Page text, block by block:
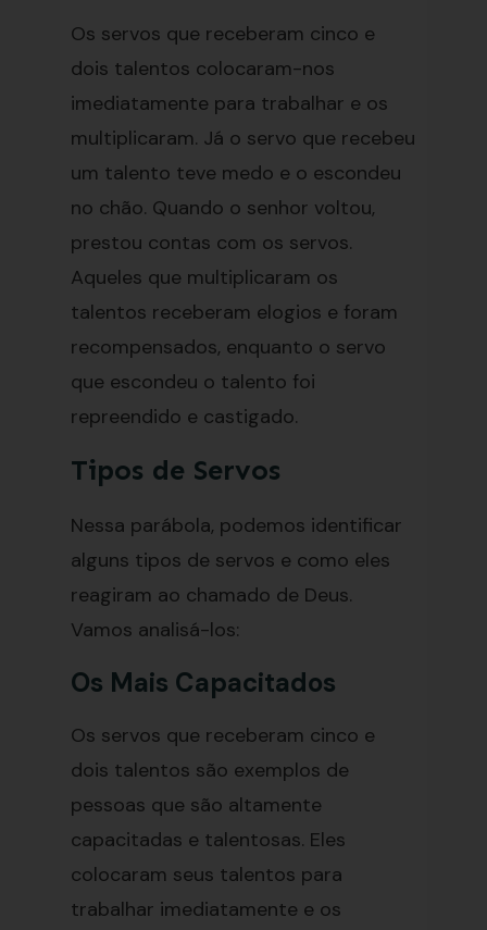
Os servos que receberam cinco e
dois talentos colocaram-nos
imediatamente para trabalhar e os
multiplicaram. Já o servo que recebeu
um talento teve medo e o escondeu
no chão. Quando o senhor voltou,
prestou contas com os servos.
Aqueles que multiplicaram os
talentos receberam elogios e foram
recompensados, enquanto o servo
que escondeu o talento foi
repreendido e castigado.
Tipos de Servos
Nessa parábola, podemos identificar
alguns tipos de servos e como eles
reagiram ao chamado de Deus.
Vamos analisá-los:
Os Mais Capacitados
Os servos que receberam cinco e
dois talentos são exemplos de
pessoas que são altamente
capacitadas e talentosas. Eles
colocaram seus talentos para
trabalhar imediatamente e os